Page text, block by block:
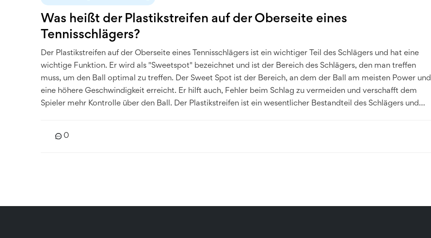
Was heißt der Plastikstreifen auf der Oberseite eines
Tennisschlägers?
Der Plastikstreifen auf der Oberseite eines Tennisschlägers ist ein wichtiger Teil des Schlägers und hat eine
wichtige Funktion. Er wird als "Sweetspot" bezeichnet und ist der Bereich des Schlägers, den man treffen
muss, um den Ball optimal zu treffen. Der Sweet Spot ist der Bereich, an dem der Ball am meisten Power und
eine höhere Geschwindigkeit erreicht. Er hilft auch, Fehler beim Schlag zu vermeiden und verschafft dem
Spieler mehr Kontrolle über den Ball. Der Plastikstreifen ist ein wesentlicher Bestandteil des Schlägers und
0